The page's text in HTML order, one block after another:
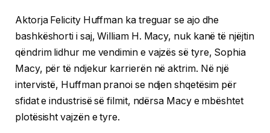
Aktorja Felicity Huffman ka treguar se ajo dhe
bashkëshorti i saj, William H. Macy, nuk kanë të njëjtin
qëndrim lidhur me vendimin e vajzës së tyre, Sophia
Macy, për të ndjekur karrierën në aktrim. Në një
intervistë, Huffman pranoi se ndjen shqetësim për
sfidat e industrisë së filmit, ndërsa Macy e mbështet
plotësisht vajzën e tyre.